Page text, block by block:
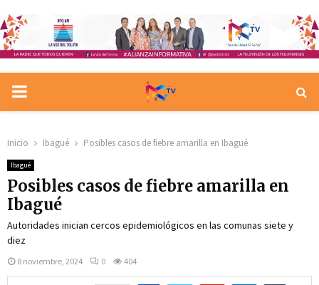
PRIMARY
Inicio Ibagué Posibles casos de fiebre amarilla en Ibagué
Ibagué
Posibles casos de fiebre amarilla en
Ibagué
Autoridades inician cercos epidemiológicos en las comunas siete y
diez
8 noviembre, 2024 0 404